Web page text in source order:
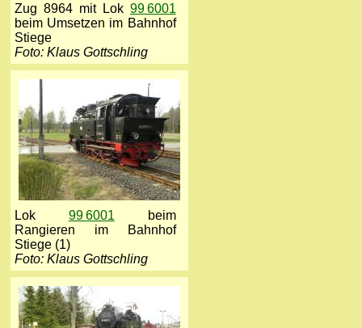
Zug 8964 mit Lok 99 6001
beim Umsetzen im Bahnhof
Stiege
Foto: Klaus Gottschling
Lok 99 6001 beim
Rangieren im Bahnhof
Stiege (1)
Foto: Klaus Gottschling